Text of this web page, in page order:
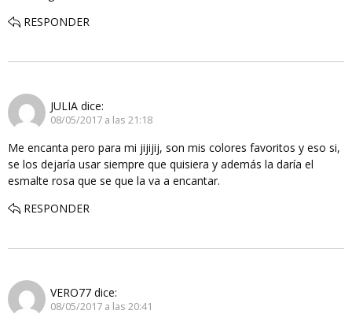
RESPONDER
JULIA dice:
08/05/2017 a las 21:18
Me encanta pero para mi jijijij, son mis colores favoritos y eso si,
se los dejaría usar siempre que quisiera y además la daría el
esmalte rosa que se que la va a encantar.
RESPONDER
VERO77 dice:
08/05/2017 a las 20:41